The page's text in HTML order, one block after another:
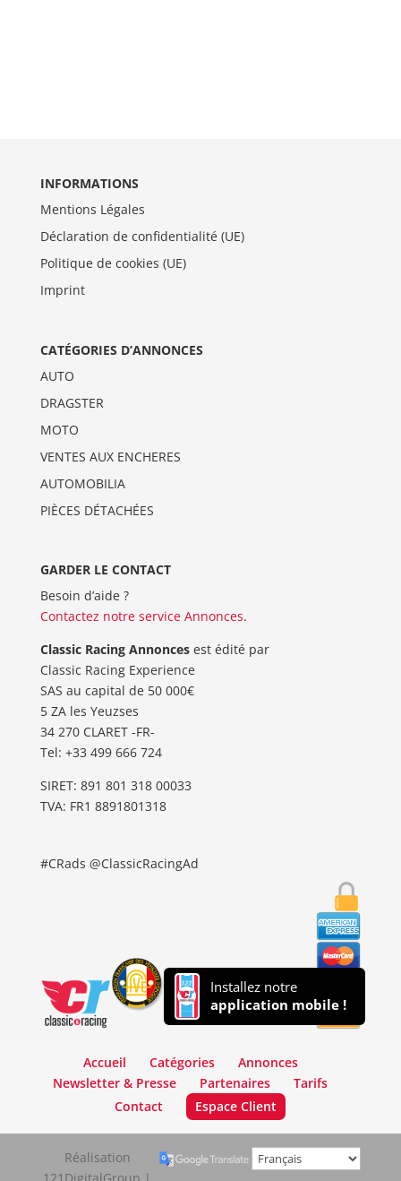
INFORMATIONS
Mentions Légales
Déclaration de confidentialité (UE)
Politique de cookies (UE)
Imprint
CATÉGORIES D’ANNONCES
AUTO
DRAGSTER
MOTO
VENTES AUX ENCHERES
AUTOMOBILIA
PIÈCES DÉTACHÉES
GARDER LE CONTACT
Besoin d’aide ?
Contactez notre service Annonces.
Classic Racing Annoncesest édité par
Classic Racing Experience
SAS au capital de 50 000€
5 ZA les Yeuzses
34 270 CLARET -FR-
Tel: ‭+33 499 666 724‬
SIRET: 891 801 318 00033
TVA: FR1 8891801318
#CRads @ClassicRacingAd
Installez notre
application mobile !
Accueil Catégories
Annonces
Newsletter & Presse
Partenaires
Tarifs
Contact
Espace Client
Réalisation